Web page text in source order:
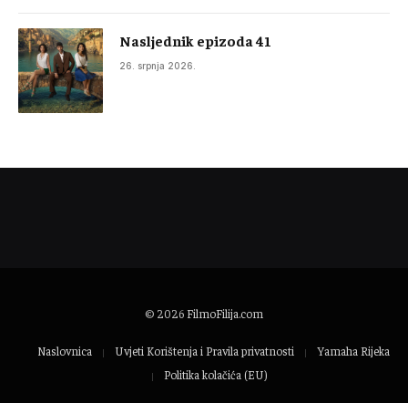
Nasljednik epizoda 41
26. srpnja 2026.
© 2026FilmoFilija.com
Naslovnica Uvjeti Korištenja i Pravila privatnosti
Yamaha Rijeka
Politika kolačića (EU)